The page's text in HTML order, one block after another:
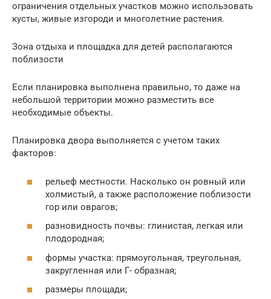
ограничения отдельных участков можно использовать
кусты, живые изгороди и многолетние растения.
Зона отдыха и площадка для детей располагаются
поблизости
Если планировка выполнена правильно, то даже на
небольшой территории можно разместить все
необходимые объекты.
Планировка двора выполняется с учетом таких
факторов:
рельеф местности. Насколько он ровный или
холмистый, а также расположение поблизости
гор или оврагов;
разновидность почвы: глинистая, легкая или
плодородная;
формы участка: прямоугольная, треугольная,
закругленная или Г- образная;
размеры площади;